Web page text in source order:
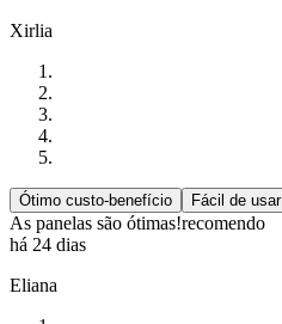
Xirlia
Ótimo custo-benefício Fácil de usar
As panelas são ótimas!recomendo
há 24 dias
Eliana